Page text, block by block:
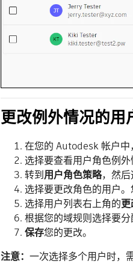
更改例外情况的用
在您的 Autodesk 帐户中
选择要查看用户角色例外
转到用户角色策略，然后
选择要更改角色的用户。
选择用户列表右上角的更
根据您的域规则选择要
保存您的更改。
注意： 一次选择多个用户时，